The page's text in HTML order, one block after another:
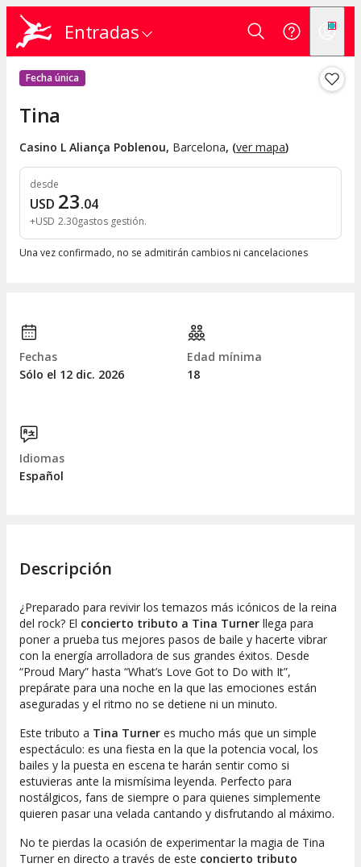
Entradas
Fecha única
Tina
Casino L Aliança Poblenou, Barcelona, (ver mapa)
desde
USD 23.04
+USD 2.30gastos gestión
Una vez confirmado, no se admitirán cambios ni cancelaciones
Fechas
Sólo el 12 dic. 2026
Edad mínima
18
Idiomas
Español
Descripción
¿Preparado para revivir los temazos más icónicos de la reina
del rock? El concierto tributo a Tina Turner llega para
poner a prueba tus mejores pasos de baile y hacerte vibrar
con la energía arrolladora de sus grandes éxitos. Desde
“Proud Mary” hasta “What’s Love Got to Do with It”,
prepárate para una noche en la que las emociones están
aseguradas y el ritmo no se detiene ni un minuto.
Este tributo a Tina Turner es mucho más que un simple
espectáculo: es una fiesta en la que la potencia vocal, los
bailes y la puesta en escena te harán sentir como si
estuvieras ante la mismísima leyenda. Perfecto para
nostálgicos, fans de siempre o para quienes simplemente
quieren pasar una velada cantando y disfrutando al máximo.
No te pierdas la ocasión de experimentar la magia de Tina
Turner en directo a través de este concierto tributo